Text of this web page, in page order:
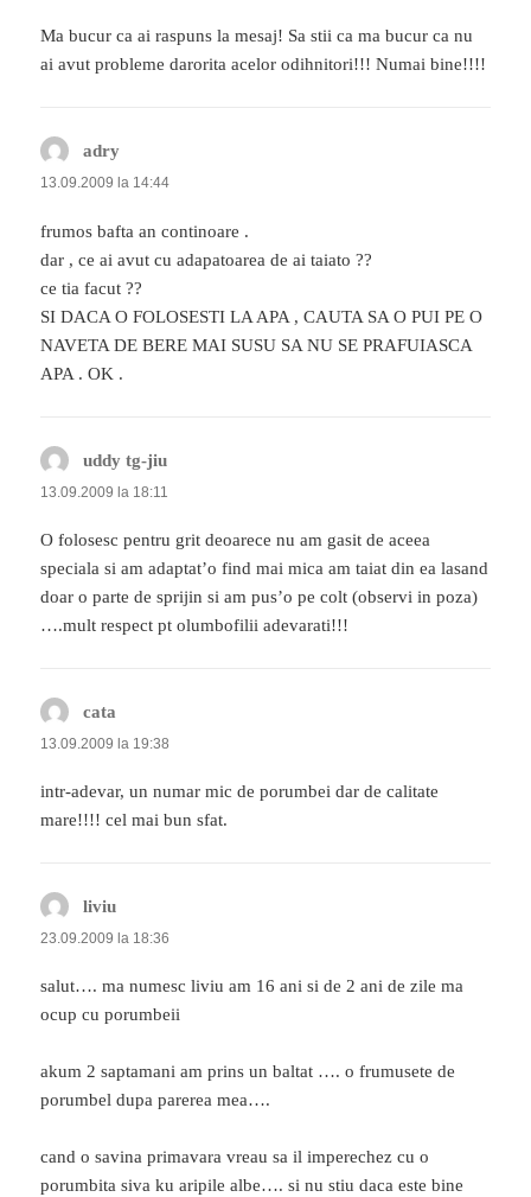
Ma bucur ca ai raspuns la mesaj! Sa stii ca ma bucur ca nu
ai avut probleme darorita acelor odihnitori!!! Numai bine!!!!
adry
13.09.2009 la 14:44
frumos bafta an continoare .
dar , ce ai avut cu adapatoarea de ai taiato ??
ce tia facut ??
SI DACA O FOLOSESTI LA APA , CAUTA SA O PUI PE O
NAVETA DE BERE MAI SUSU SA NU SE PRAFUIASCA
APA . OK .
uddy tg-jiu
13.09.2009 la 18:11
O folosesc pentru grit deoarece nu am gasit de aceea
speciala si am adaptat’o find mai mica am taiat din ea lasand
doar o parte de sprijin si am pus’o pe colt (observi in poza)
….mult respect pt olumbofilii adevarati!!!
cata
13.09.2009 la 19:38
intr-adevar, un numar mic de porumbei dar de calitate
mare!!!! cel mai bun sfat.
liviu
23.09.2009 la 18:36
salut…. ma numesc liviu am 16 ani si de 2 ani de zile ma
ocup cu porumbeii
akum 2 saptamani am prins un baltat …. o frumusete de
porumbel dupa parerea mea….
cand o savina primavara vreau sa il imperechez cu o
porumbita siva ku aripile albe…. si nu stiu daca este bine